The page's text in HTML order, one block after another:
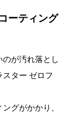
ーティング
が汚れ落とし
ター ゼロフ
グがかかり、